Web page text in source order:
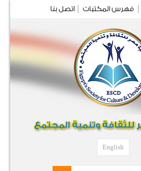
فهرس المكتبات اتصل بنا
English